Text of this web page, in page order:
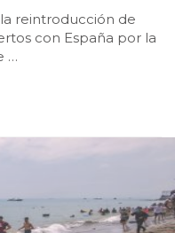
y para no
reintroducción de
con España por la
…